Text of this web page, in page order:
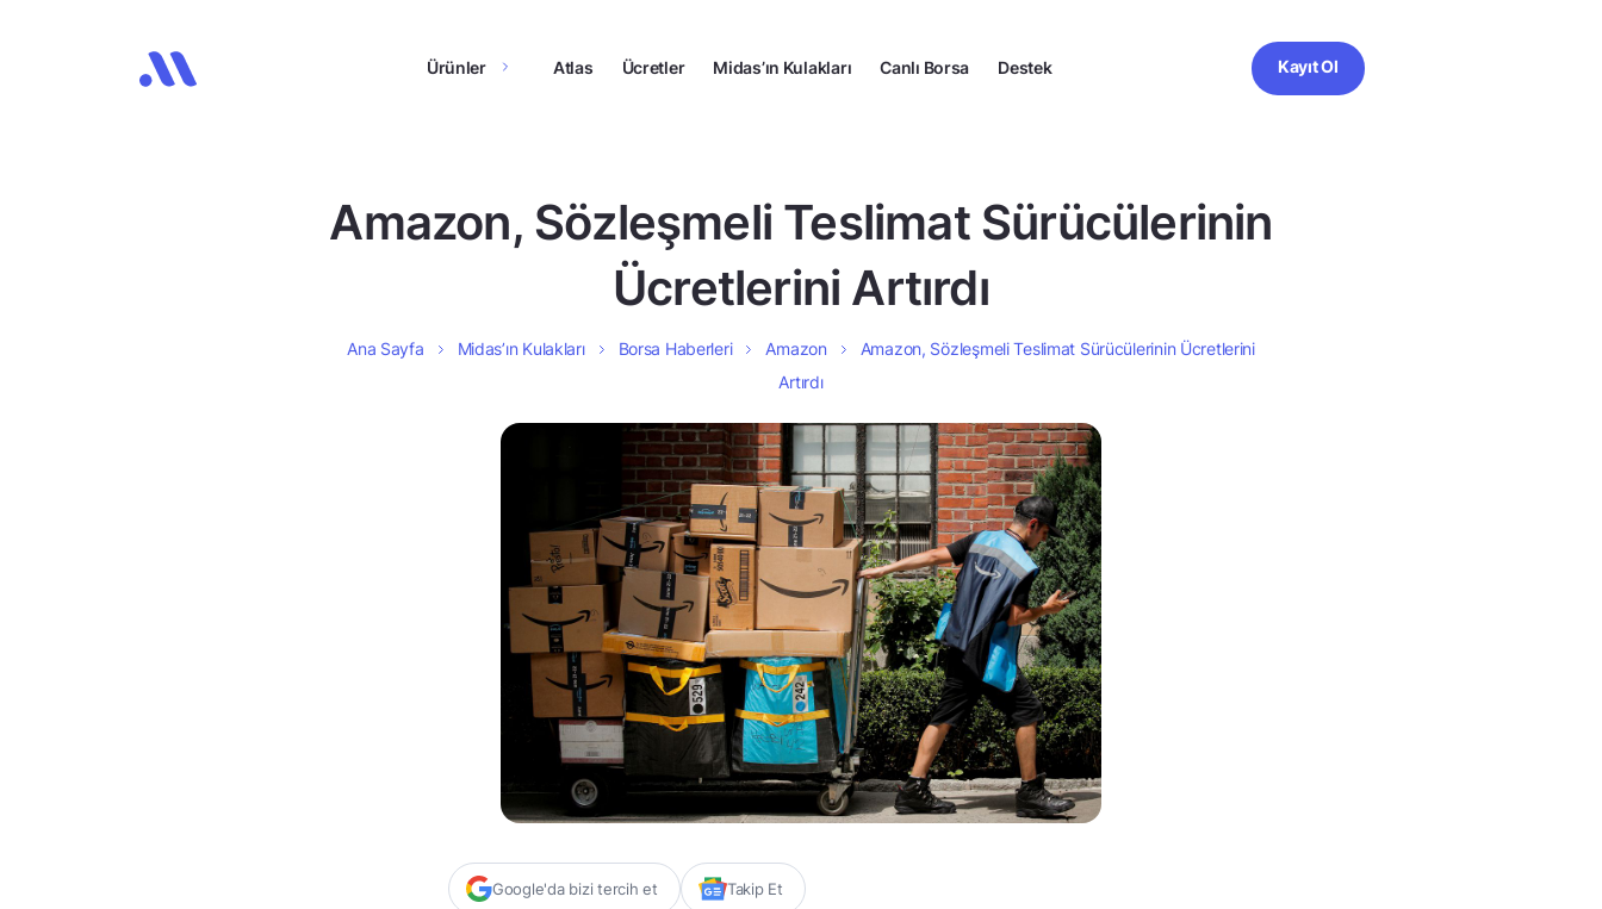
Ürünler Atlas Ücretler Midas’ın Kulakları Canlı Borsa Destek Kayıt Ol
Amazon, Sözleşmeli Teslimat Sürücülerinin
Ücretlerini Artırdı
Ana Sayfa Midas’ın Kulakları Borsa Haberleri Amazon
Amazon, Sözleşmeli Teslimat Sürücülerinin Ücretlerini
Artırdı
Google'da bizi tercih et Takip Et